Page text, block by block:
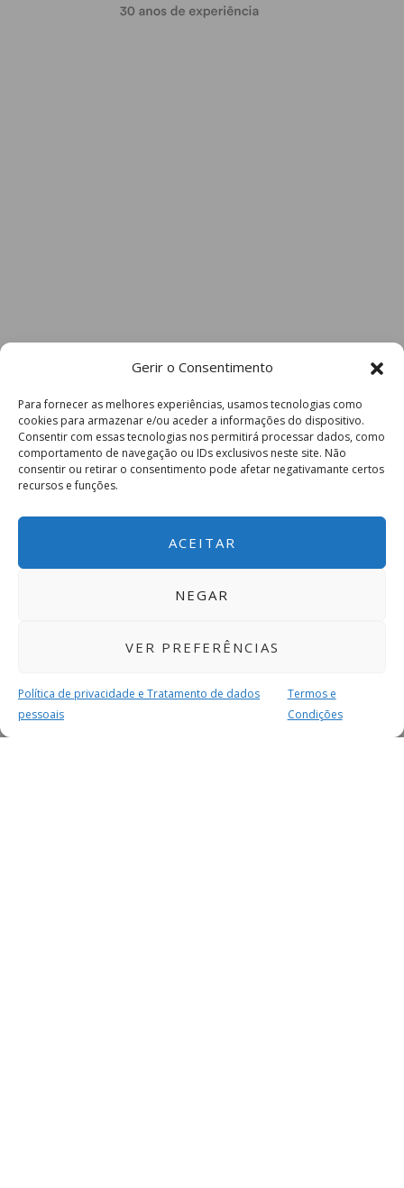
Gerir o Consentimento
Para fornecer as melhores experiências, usamos tecnologias como
cookies para armazenar e/ou aceder a informações do dispositivo.
Consentir com essas tecnologias nos permitirá processar dados, como
comportamento de navegação ou IDs exclusivos neste site. Não
consentir ou retirar o consentimento pode afetar negativamante certos
recursos e funções.
ACEITAR
NEGAR
VER PREFERÊNCIAS
Política de privacidade e Tratamento de dados
pessoais
Termos e
Condições